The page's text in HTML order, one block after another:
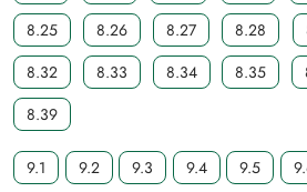
8.25
8.26 8.27 8.28
8.32
8.33 8.34 8.35
8.39
9.1 9.2 9.3 9.4 9.5